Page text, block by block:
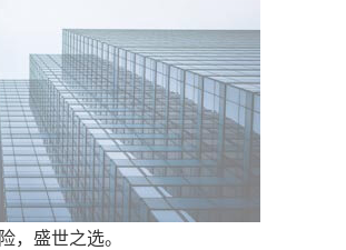
，盛世之选。